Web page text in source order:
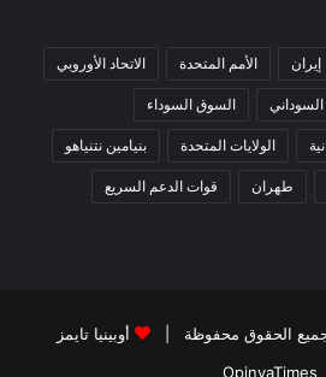
إيران الأمم المتحدة الاتحاد الأوروبي
السوق السوداء
الولايات المتحدة بنيامين نتنياهو
طهران قوات الدعم السريع
أوبينيا تايمز
OpinyaTimes